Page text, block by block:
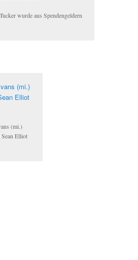
wurde aus Spendengeldern
(mi.)
Sean Elliot